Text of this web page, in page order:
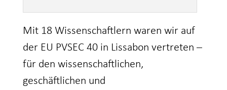
Mit 18 Wissenschaftlern waren wir auf
der EU PVSEC 40 in Lissabon vertreten –
für den wissenschaftlichen,
geschäftlichen und